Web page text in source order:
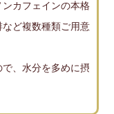
カフェインの本格
ど複数種類ご用意
、水分を多めに摂